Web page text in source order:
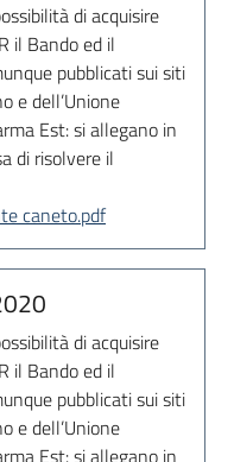
di acquisire
il Bando ed il
pubblicati sui siti
e dell’Unione
Est: si allegano in
di risolvere il
caneto.pdf
di acquisire
il Bando ed il
pubblicati sui siti
e dell’Unione
Est: si allegano in